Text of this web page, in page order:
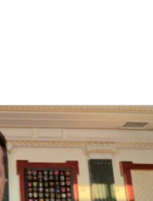
об
FREYJA,
аграриев.
к совместному